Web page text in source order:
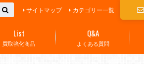
サイトマップ カテゴリー一覧
買取強化商品
List
よくある質問
Q&A